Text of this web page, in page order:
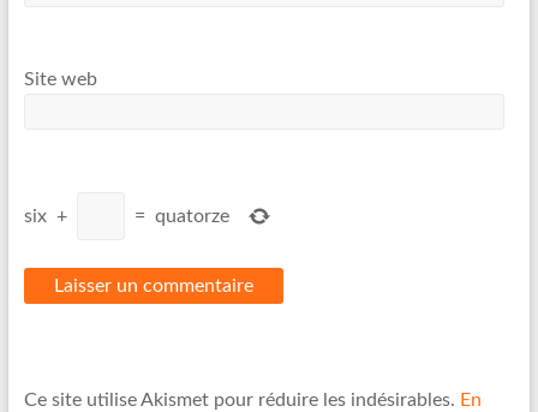
Site web
six + = quatorze
Ce site utilise Akismet pour réduire les indésirables. En